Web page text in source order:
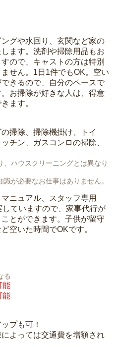
グや水回り、玄関など家の
ます。洗剤や掃除用品もお
ので、キャストの方は特別
せん。1日1件でもOK。空い
きるので、自分のペースで
お掃除が好きな人は、得意
ます。
掃除、掃除機掛け、トイ
チン、ガスコンロの掃除、
ハウスクリーニングとは異なり
が必要なお仕事はありません。
ニュアル、スタッフ専用
ていますので、家事代行が
とができます。子供が留守
空いた時間でOKです。
る
能
能
プも可！
よっては交通費を増額され